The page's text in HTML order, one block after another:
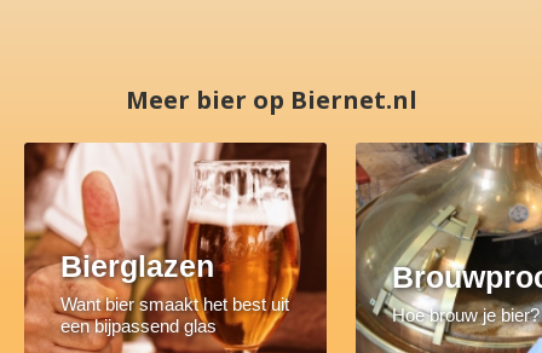
Meer bier op Biernet.nl
Bierglazen
Want bier smaakt het best uit
een bijpassend glas
Hoe brouw je bier?